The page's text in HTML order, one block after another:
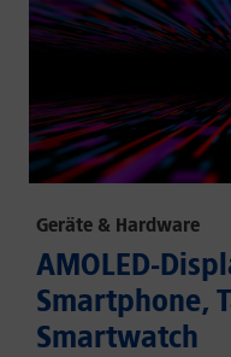
Geräte & Hardware
AMOLED-
Smartphone,
Smartwatch